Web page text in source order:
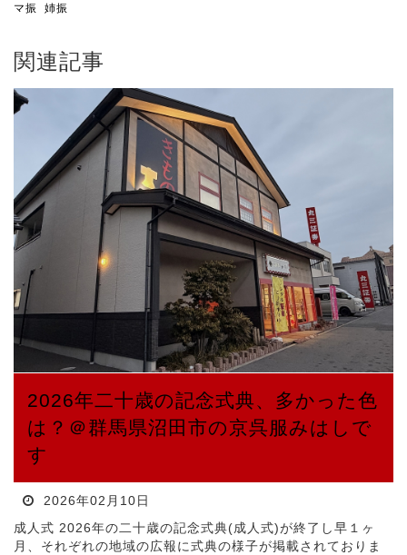
マ振
姉振
関連記事
2026年二十歳の記念式典、多かった色
は？＠群馬県沼田市の京呉服みはしで
す
2026年02月10日
成人式 2026年の二十歳の記念式典(成人式)が終了し早１ヶ
月、それぞれの地域の広報に式典の様子が掲載されておりま